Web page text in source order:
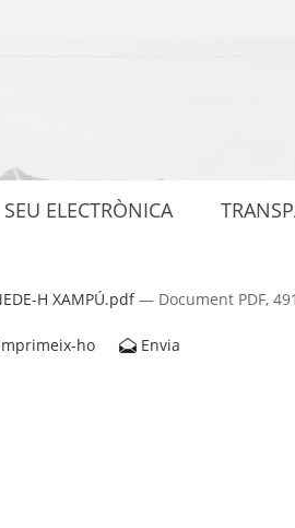
SEU ELECTRÒNICA
H XAMPÚ.pdf— Document PDF,
ho Envia